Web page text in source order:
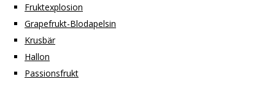
Fruktexplosion
Grapefrukt-Blodapelsin
Krusbär
Hallon
Passionsfrukt